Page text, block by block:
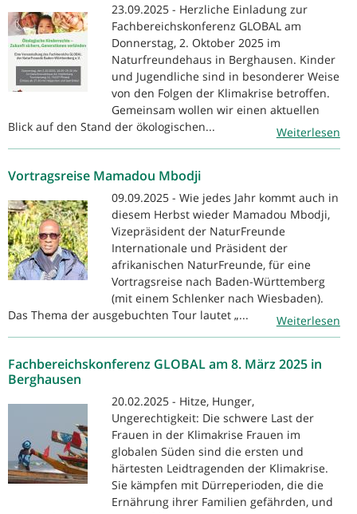
23.09.2025 - Herzliche Einladung zur
Fachbereichskonferenz GLOBAL am
Donnerstag, 2. Oktober 2025 im
Naturfreundehaus in Berghausen. Kinder
und Jugendliche sind in besonderer Weise
von den Folgen der Klimakrise betroffen.
Gemeinsam wollen wir einen aktuellen
Blick auf den Stand der ökologischen...
Weiterlesen
Vortragsreise Mamadou Mbodji
09.09.2025 - Wie jedes Jahr kommt auch in
diesem Herbst wieder Mamadou Mbodji,
Vizepräsident der NaturFreunde
Internationale und Präsident der
afrikanischen NaturFreunde, für eine
Vortragsreise nach Baden-Württemberg
(mit einem Schlenker nach Wiesbaden).
Das Thema der ausgebuchten Tour lautet „...
Weiterlesen
Fachbereichskonferenz GLOBAL am 8. März 2025 in
Berghausen
20.02.2025 - Hitze, Hunger,
Ungerechtigkeit: Die schwere Last der
Frauen in der Klimakrise Frauen im
globalen Süden sind die ersten und
härtesten Leidtragenden der Klimakrise.
Sie kämpfen mit Dürreperioden, die die
Ernährung ihrer ­Familien gefährden, und